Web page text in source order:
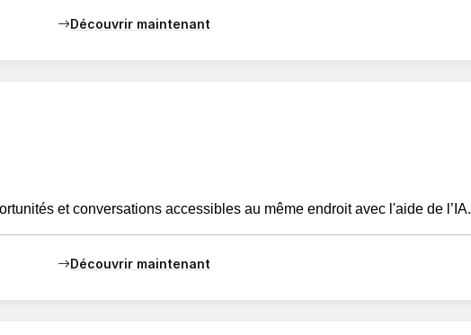
Découvrir maintenant
et conversations accessibles au même endroit avec l'aide de l’IA.
Découvrir maintenant